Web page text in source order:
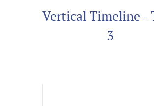
Vertical Timeline -
3